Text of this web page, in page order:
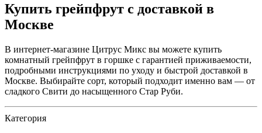
Купить грейпфрут с доставкой в
Москве
В интернет-магазине Цитрус Микс вы можете купить
комнатный грейпфрут в горшке с гарантией приживаемости,
подробными инструкциями по уходу и быстрой доставкой в
Москве. Выбирайте сорт, который подходит именно вам — от
сладкого Свити до насыщенного Стар Руби.
Категория